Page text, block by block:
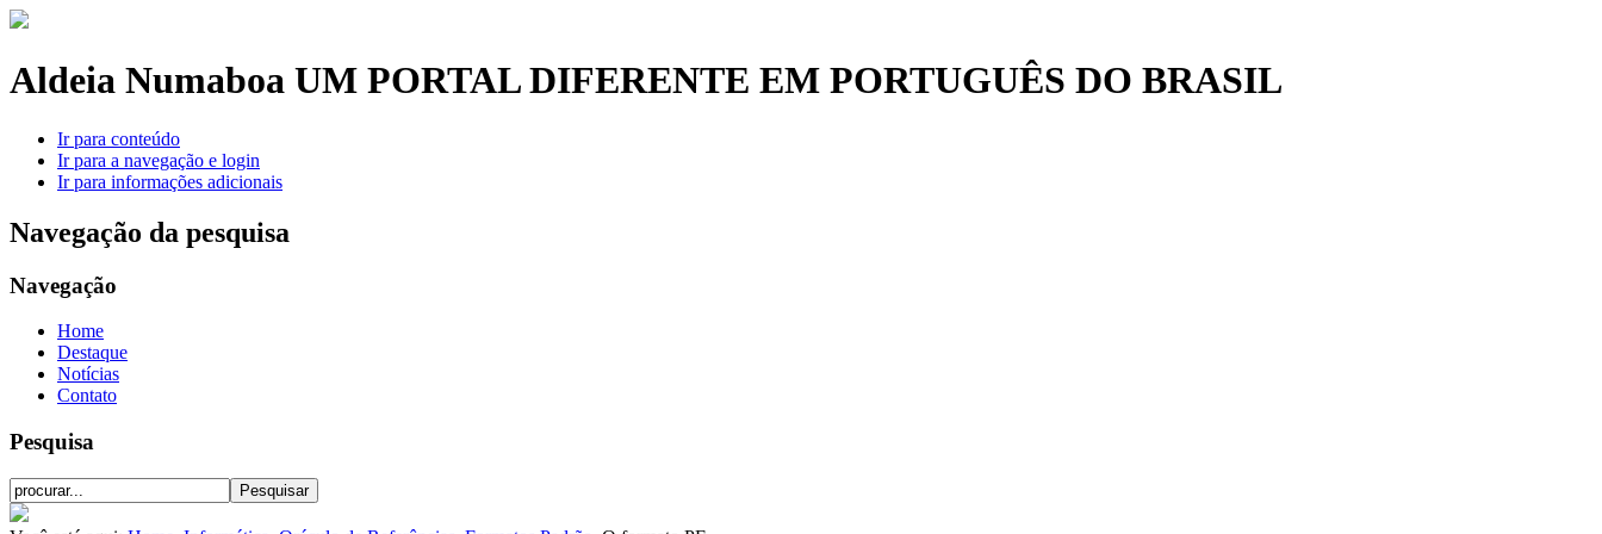
Aldeia Numaboa UM PORTAL DIFERENTE EM PORTUGUÊS DO BRASIL
Ir para conteúdo
Ir para a navegação e login
Ir para informações adicionais
Navegação da pesquisa
Navegação
Home
Destaque
Notícias
Contato
Pesquisa